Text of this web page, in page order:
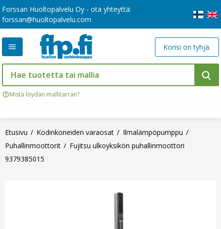
Forssan Huoltopalvelu Oy - ota yhteyttä:
forssan@huoltopalvelu.com
Mistä löydän mallitarran?
Korisi on tyhjä.
Etusivu Kodinkoneiden varaosat
Ilmalämpöpumppu
Puhallinmoottorit
Fujitsu ulkoyksikön puhallinmoottori
9379385015